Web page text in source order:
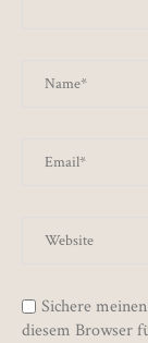
Sichere
diesem Browser